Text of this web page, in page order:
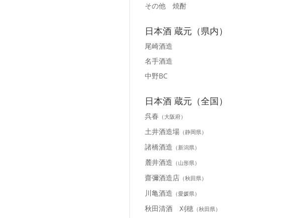
その他 焼酎
日本酒 蔵元（県内）
尾崎酒造
名手酒造
中野BC
日本酒 蔵元（全国）
呉春 （大阪府）
土井酒造場 （静岡県）
諸橋酒造 （新潟県）
麓井酒造 （山形県）
齋彌酒造店 （秋田県）
川亀酒造 （愛媛県）
秋田清酒 刈穂 （秋田県）